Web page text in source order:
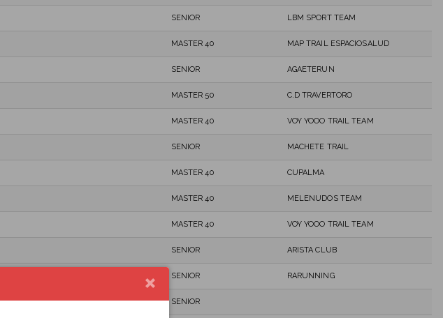
SENIOR LBM SPORT TEAM
MASTER 40 MAP TRAIL ESPACIOSALUD
SENIOR AGAETERUN
MASTER 50 C.D TRAVERTORO
MASTER 40 VOY YOOO TRAIL TEAM
SENIOR MACHETE TRAIL
MASTER 40 CUPALMA
MASTER 40 MELENUDOS TEAM
MASTER 40 VOY YOOO TRAIL TEAM
SENIOR ARISTA CLUB
SENIOR RARUNNING
SENIOR